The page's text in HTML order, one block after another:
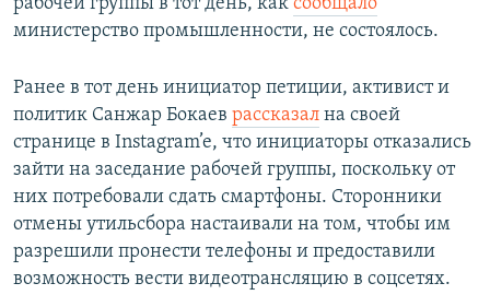
рабочей группы в тот день, как сообщало
министерство промышленности, не состоялось.
Ранее в тот день инициатор петиции, активист и
политик Санжар Бокаев рассказал на своей
странице в Instagram’e, что инициаторы отказались
зайти на заседание рабочей группы, поскольку от
них потребовали сдать смартфоны. Сторонники
отмены утильсбора настаивали на том, чтобы им
разрешили пронести телефоны и предоставили
возможность вести видеотрансляцию в соцсетях.